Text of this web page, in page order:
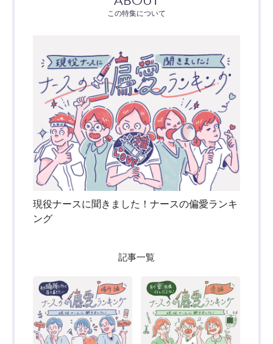
この特集について
現役ナースに聞きました！ナースの偏愛ランキ
ング
記事一覧